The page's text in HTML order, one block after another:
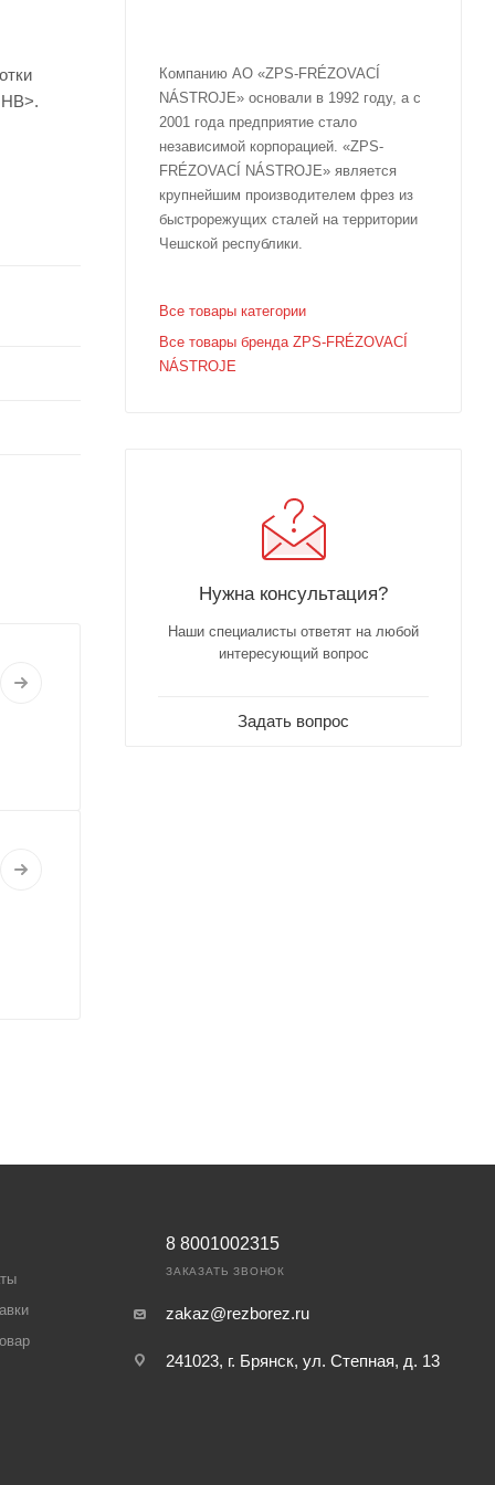
Компанию АО «ZPS-FRÉZOVACÍ
NÁSTROJE» основали в 1992 году, а с
2001 года предприятие стало
независимой корпорацией. «ZPS-
FRÉZOVACÍ NÁSTROJE» является
крупнейшим производителем фрез из
быстрорежущих сталей на территории
Чешской республики.
Все товары категории
Все товары бренда ZPS-FRÉZOVACÍ
NÁSTROJE
Нужна консультация?
Наши специалисты ответят на любой
интересующий вопрос
Задать вопрос
8 8001002315
ЗАКАЗАТЬ ЗВОНОК
zakaz@rezborez.ru
241023, г. Брянск, ул. Степная, д. 13